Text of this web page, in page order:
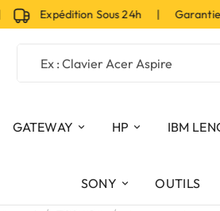
Expédition Sous 24h | Garantie
GATEWAY HP IBM
SONY OUTILS